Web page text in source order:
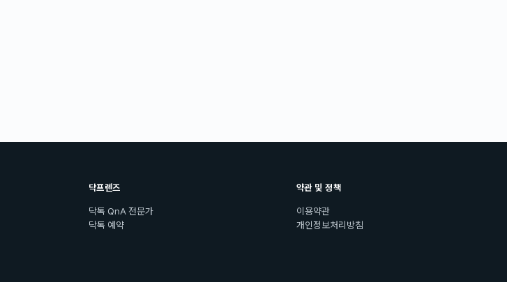
닥프렌즈
닥톡 QnA 전문가
닥톡 예약
약관 및 정책
이용약관
개인정보처리방침